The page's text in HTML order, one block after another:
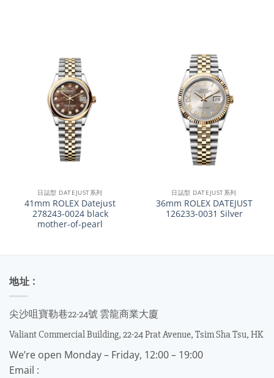
日誌型 DATEJUST系列
41mm ROLEX Datejust
278243-0024 black
mother-of-pearl
日誌型 DATEJUST系列
36mm ROLEX DATEJUST
126233-0031 Silver
地址 :
尖沙咀寶勒巷22-24號 雲龍商業大廈
Valiant Commercial Building, 22-24 Prat Avenue, Tsim Sha Tsu, HK
We’re open Monday – Friday, 12:00 – 19:00
Email :